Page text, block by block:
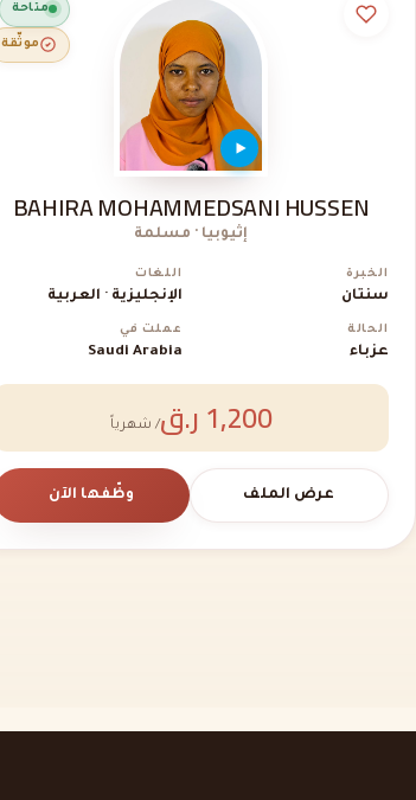
متاحة
موثّقة
BAHIRA MOHAMMEDSANI HUSSEN
إثيوبيا · مسلمة
الخبرة
سنتان
اللغات
الإنجليزية · العربية
الحالة
عزباء
عملت في
Saudi Arabia
1,200 ر.ق / شهرياً
عرض الملف وظّفها الآن